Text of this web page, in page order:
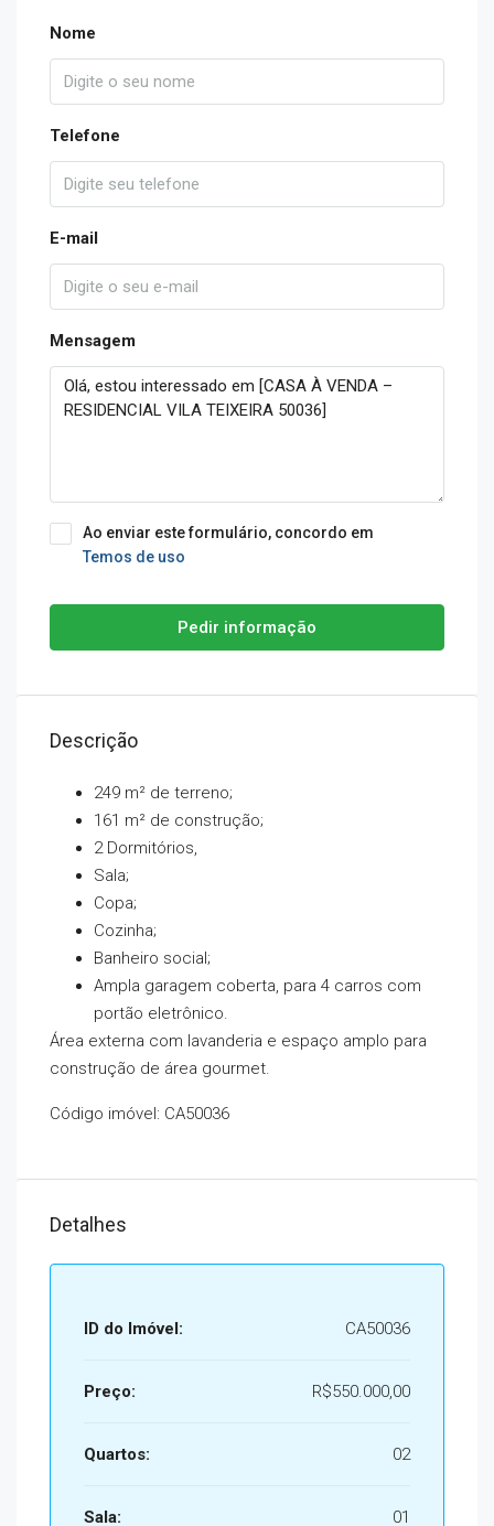
Nome
Telefone
E-mail
Mensagem
Ao enviar este formulário, concordo em
Temos de uso
Pedir informação
Descrição
249 m² de terreno;
161 m² de construção;
2 Dormitórios,
Sala;
Copa;
Cozinha;
Banheiro social;
Ampla garagem coberta, para 4 carros com
portão eletrônico.
Área externa com lavanderia e espaço amplo para
construção de área gourmet.
Código imóvel: CA50036
Detalhes
ID do Imóvel: CA50036
Preço: R$550.000,00
Quartos: 02
Sala: 01